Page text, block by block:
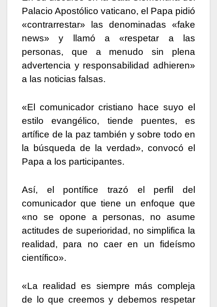
Palacio Apostólico vaticano, el Papa pidió
«contrarrestar» las denominadas «fake
news» y llamó a «respetar a las
personas, que a menudo sin plena
advertencia y responsabilidad adhieren»
a las noticias falsas.
«El comunicador cristiano hace suyo el
estilo evangélico, tiende puentes, es
artífice de la paz también y sobre todo en
la búsqueda de la verdad», convocó el
Papa a los participantes.
Así, el pontífice trazó el perfil del
comunicador que tiene un enfoque que
«no se opone a personas, no asume
actitudes de superioridad, no simplifica la
realidad, para no caer en un fideísmo
científico».
«La realidad es siempre más compleja
de lo que creemos y debemos respetar